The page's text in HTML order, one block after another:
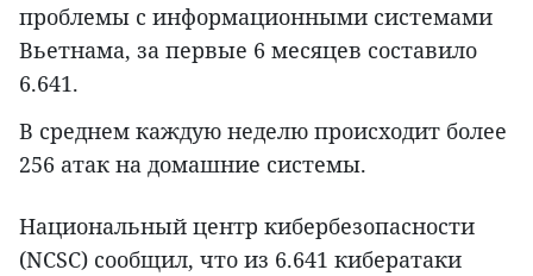
проблемы с информационными системами
Вьетнама, за первые 6 месяцев составило
6.641.
В среднем каждую неделю происходит более
256 атак на домашние системы.
Национальный центр кибербезопасности
(NCSC) сообщил, что из 6.641 кибератаки